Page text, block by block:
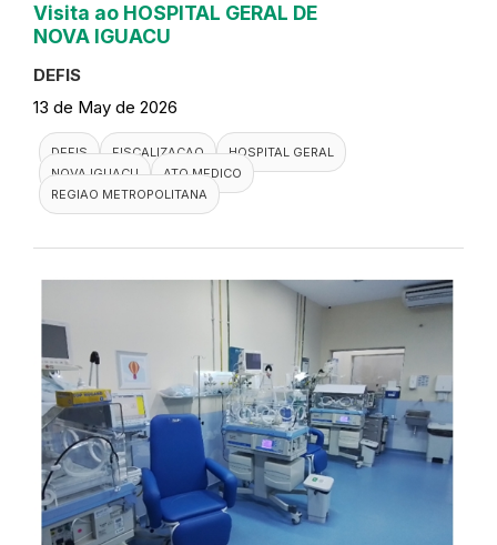
Visita ao HOSPITAL GERAL DE
NOVA IGUACU
DEFIS
13 de May de 2026
DEFIS FISCALIZACAO
HOSPITAL GERAL
NOVA IGUACU
ATO MEDICO
REGIAO METROPOLITANA